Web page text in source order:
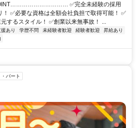
✅完全未経験の採用
！ ✅必要な資格は全額会社負担で取得可能！ ✅
するスタイル！ ✅創業以来無事故！ ...
あり 学歴不問 未経験者歓迎 経験者歓迎
昇給あり
パート